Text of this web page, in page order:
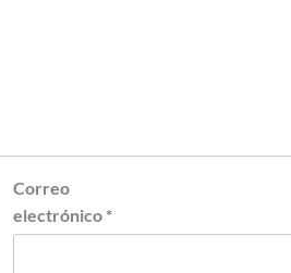
Correo
electrónico *